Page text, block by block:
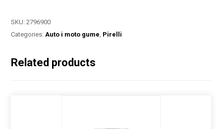
SKU:2796900
Categories:Auto i moto gume, Pirelli
Related products